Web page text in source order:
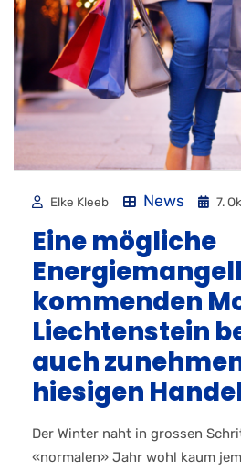
Elke Kleeb News 7.
Eine mögliche
kommenden
Liechtenstein
auch
hiesigen
Der Winter naht in grossen
«normalen» Jahr wohl kaum